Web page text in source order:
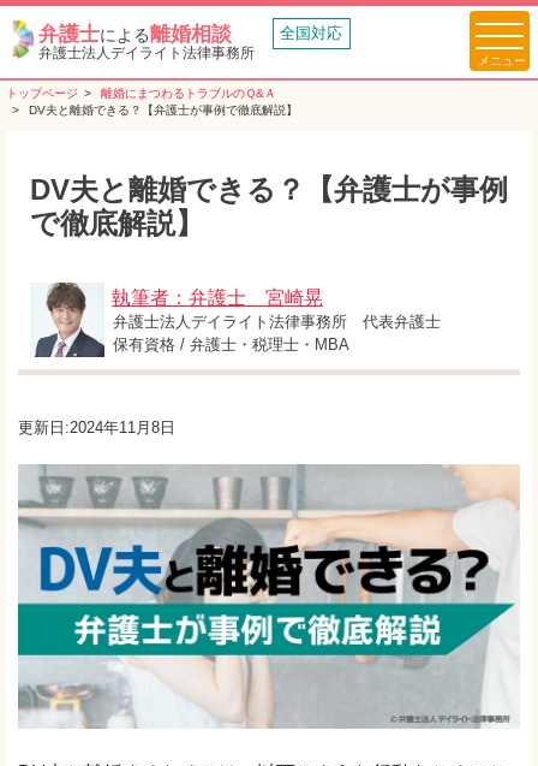
弁護士による離婚相談
弁護士法人デイライト法律事務所
全国対応
トップページ
離婚にまつわるトラブルのＱ&Ａ
DV夫と離婚できる？【弁護士が事例で徹底解説】
DV夫と離婚できる？【弁護士が事例
で徹底解説】
執筆者：弁護士 宮崎晃
弁護士法人デイライト法律事務所 代表弁護士
保有資格 / 弁護士・税理士・MBA
更新日:2024年11月8日